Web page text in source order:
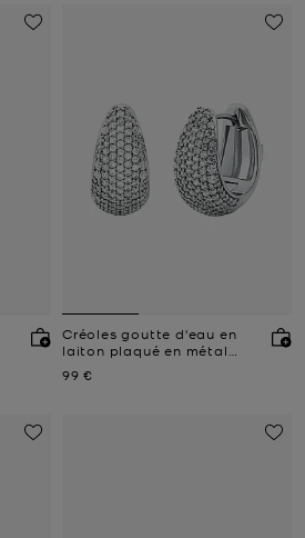
Créoles goutte d'eau en
laiton plaqué en métal
pavées
Prix actuel
99 €